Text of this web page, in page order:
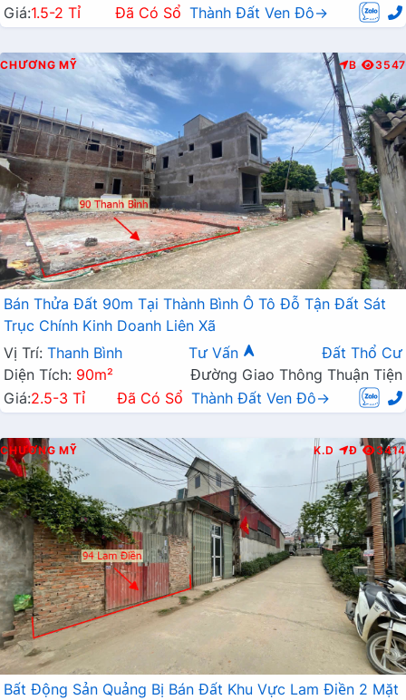
Giá:1.5-2 Tỉ Đã Có Sổ Thành Đất Ven Đô→
CHƯƠNG MỸ B 3547
Bán Thửa Đất 90m Tại Thành Bình Ô Tô Đỗ Tận Đất Sát
Trục Chính Kinh Doanh Liên Xã
Vị Trí: Thanh Bình Tư Vấn
Đất Thổ Cư
Diện Tích: 90m²
Đường Giao Thông Thuận Tiện
Giá:2.5-3 Tỉ Đã Có Sổ Thành Đất Ven Đô→
CHƯƠNG MỸ K.D Đ 3414
Bất Động Sản Quảng Bị Bán Đất Khu Vực Lam Điền 2 Mặt